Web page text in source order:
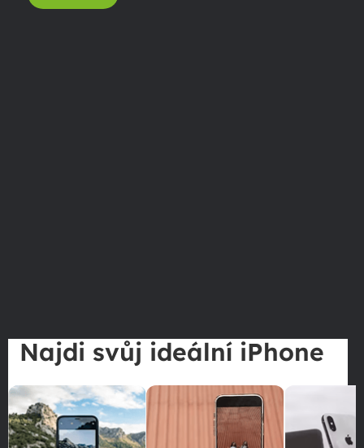
Najdi svůj ideální iPhone